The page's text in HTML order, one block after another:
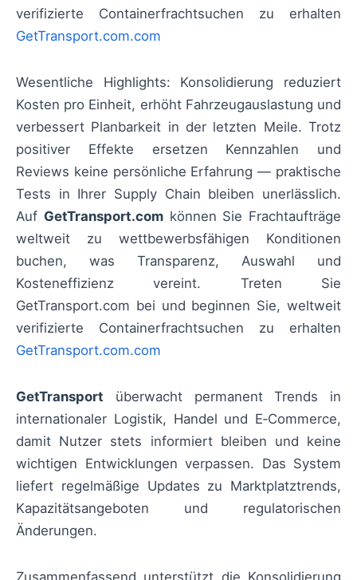
verifizierte Containerfrachtsuchen zu erhalten
GetTransport.com.com
Wesentliche Highlights: Konsolidierung reduziert
Kosten pro Einheit, erhöht Fahrzeugauslastung und
verbessert Planbarkeit in der letzten Meile. Trotz
positiver Effekte ersetzen Kennzahlen und
Reviews keine persönliche Erfahrung — praktische
Tests in Ihrer Supply Chain bleiben unerlässlich.
Auf GetTransport.comkönnen Sie Frachtaufträge
weltweit zu wettbewerbsfähigen Konditionen
buchen, was Transparenz, Auswahl und
Kosteneffizienz vereint. Treten Sie
GetTransport.com bei und beginnen Sie, weltweit
verifizierte Containerfrachtsuchen zu erhalten
GetTransport.com.com
GetTransport überwacht permanent Trends in
internationaler Logistik, Handel und E‑Commerce,
damit Nutzer stets informiert bleiben und keine
wichtigen Entwicklungen verpassen. Das System
liefert regelmäßige Updates zu Marktplatztrends,
Kapazitätsangeboten und regulatorischen
Änderungen.